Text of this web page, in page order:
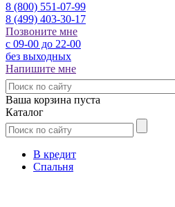
8 (800) 551-07-99
8 (499) 403-30-17
Позвоните мне
с 09-00 до 22-00
без выходных
Напишите мне
Ваша корзина пуста
Каталог
В кредит
Спальня